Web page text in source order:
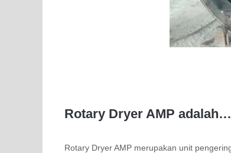
Rotary Dryer AMP adalah…
Rotary Dryer AMP merupakan unit